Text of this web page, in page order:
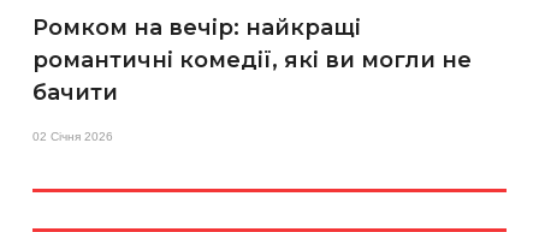
Ромком на вечір: найкращі
романтичні комедії, які ви могли не
бачити
02 Січня 2026